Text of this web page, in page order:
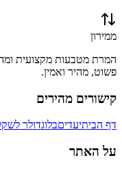
ממירון
המרת מטבעות מקצועית
פשוט, מהיר ואמין.
קישורים מהירים
דף הביתיעדיםבלוגדולר
על האתר